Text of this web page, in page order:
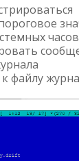
файлу